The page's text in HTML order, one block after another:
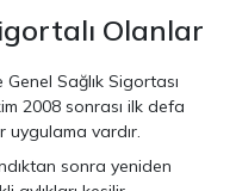
Olanlar
Sağlık Sigortası
2008 sonrası ilk defa
uygulama vardır.
sonra yeniden